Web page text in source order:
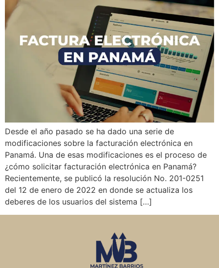
Desde el año pasado se ha dado una serie de
modificaciones sobre la facturación electrónica en
Panamá. Una de esas modificaciones es el proceso de
¿cómo solicitar facturación electrónica en Panamá?
Recientemente, se publicó la resolución No. 201-0251
del 12 de enero de 2022 en donde se actualiza los
deberes de los usuarios del sistema […]